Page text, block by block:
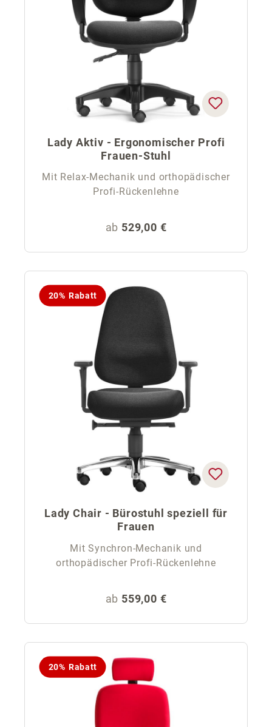
Lady Aktiv - Ergonomischer Profi
Frauen-Stuhl
Mit Relax-Mechanik und orthopädischer
Profi-Rückenlehne
Regulärer Preis:
ab 529,00 €
20% Rabatt
Lady Chair - Bürostuhl speziell für
Frauen
Mit Synchron-Mechanik und
orthopädischer Profi-Rückenlehne
Regulärer Preis:
ab 559,00 €
20% Rabatt